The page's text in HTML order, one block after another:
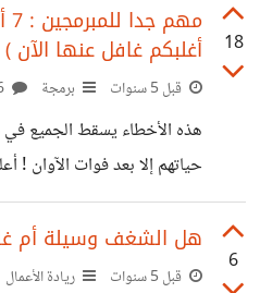
أبنائنا أيضا البرمجة نابعة من
حبنا لأولادنا ؟ السؤال أعلاه
الرفاق، فما رأيكم أصدقائي
18 أغلبكم غافل عنها الآن )
قبل 5 سنوات برمجة
هذه الأخطاء يسقط الجميع في
حياتهم إلا بعد فوات الآوان !
لتصحيح تلك الأخطاء التي
السفر عبر الزمن ممكناً
الذي كنته سابقاً : ما هي أهم
6
هل الشغف وسيلة أم
قبل 5 سنوات ريادة الأعمال